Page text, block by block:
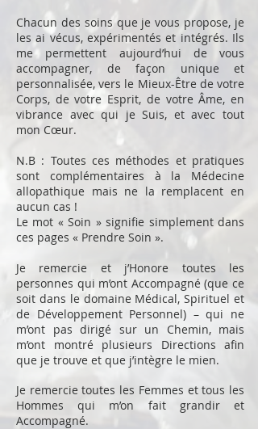
Chacun des soins que je vous propose, je
les ai vécus, expérimentés et intégrés. Ils
me permettent aujourd’hui de vous
accompagner, de façon unique et
personnalisée, vers le Mieux-Être de votre
Corps, de votre Esprit, de votre Âme, en
vibrance avec qui je Suis, et avec tout
mon Cœur.
N.B : Toutes ces méthodes et pratiques
sont complémentaires à la Médecine
allopathique mais ne la remplacent en
aucun cas !
Le mot « Soin » signifie simplement dans
ces pages « Prendre Soin ».
Je remercie et j’Honore toutes les
personnes qui m’ont Accompagné (que ce
soit dans le domaine Médical, Spirituel et
de Développement Personnel) – qui ne
m’ont pas dirigé sur un Chemin, mais
m’ont montré plusieurs Directions afin
que je trouve et que j’intègre le mien.
Je remercie toutes les Femmes et tous les
Hommes qui m’on fait grandir et
Accompagné.